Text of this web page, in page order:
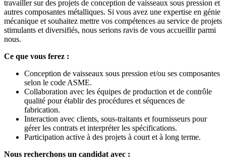
travailler sur des projets de conception de vaisseaux sous pression et
autres composantes métalliques. Si vous avez une expertise en génie
mécanique et souhaitez mettre vos compétences au service de projets
stimulants et diversifiés, nous serions ravis de vous accueillir parmi
nous.
Ce que vous ferez :
Conception de vaisseaux sous pression et/ou ses composantes
selon le code ASME.
Collaboration avec les équipes de production et de contrôle
qualité pour établir des procédures et séquences de
fabrication.
Interaction avec clients, sous-traitants et fournisseurs pour
gérer les contrats et interpréter les spécifications.
Participation active à des projets à court et à long terme.
Nous recherchons un candidat avec :